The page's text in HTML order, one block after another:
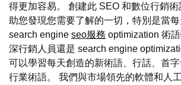
得更加容易。 創建此 SEO 和數位行銷
助您發現您需要了解的一切，特別是當
search engine seo服務 optimization 術
深行銷人員還是 search engine
可以學習每天創造的新術語、行話、首
行業術語。 我們與市場領先的軟體和人